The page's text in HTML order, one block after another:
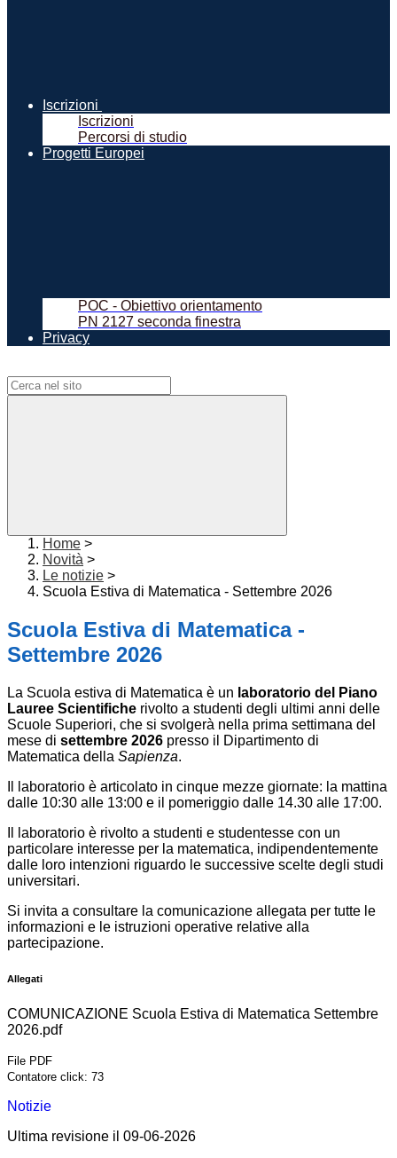
Iscrizioni
Iscrizioni
Percorsi di studio
Progetti Europei
POC - Obiettivo orientamento
PN 2127 seconda finestra
Privacy
Home >
Novità >
Le notizie >
Scuola Estiva di Matematica - Settembre 2026
Scuola Estiva di Matematica -
Settembre 2026
La Scuola estiva di Matematica è un laboratorio del Piano
Lauree Scientifiche rivolto a studenti degli ultimi anni delle
Scuole Superiori, che si svolgerà nella prima settimana del
mese di settembre 2026 presso il Dipartimento di
Matematica della Sapienza.
Il laboratorio è articolato in cinque mezze giornate: la mattina
dalle 10:30 alle 13:00 e il pomeriggio dalle 14.30 alle 17:00.
Il laboratorio è rivolto a studenti e studentesse con un
particolare interesse per la matematica, indipendentemente
dalle loro intenzioni riguardo le successive scelte degli studi
universitari.
Si invita a consultare la comunicazione allegata per tutte le
informazioni e le istruzioni operative relative alla
partecipazione.
Allegati
COMUNICAZIONE Scuola Estiva di Matematica Settembre
2026.pdf
File PDF
Contatore click: 73
Notizie
Ultima revisione il 09-06-2026